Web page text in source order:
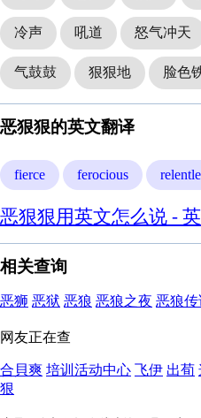
冷声 吼道 怒气冲天
气鼓鼓 狠狠地 脸色
恶狠狠的英文翻译
fierce ferocious
恶狠狠用英文怎么说 -
相关查询
恶狮 恶狱 恶狼 恶狼之夜 恶狼传
网友正在查
合貝爽 培训活动中心 飞伊 出荀
狠